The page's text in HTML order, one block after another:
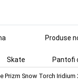
Produse
Skate Pantofi
Prizm Snow Torch Iridium